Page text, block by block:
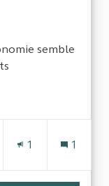
semble
Auvergne Rhône-
1 1